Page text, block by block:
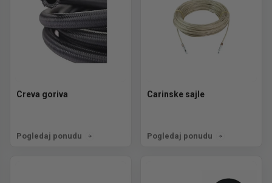
Creva goriva
Pogledaj ponudu
Carinske sajle
Pogledaj ponudu